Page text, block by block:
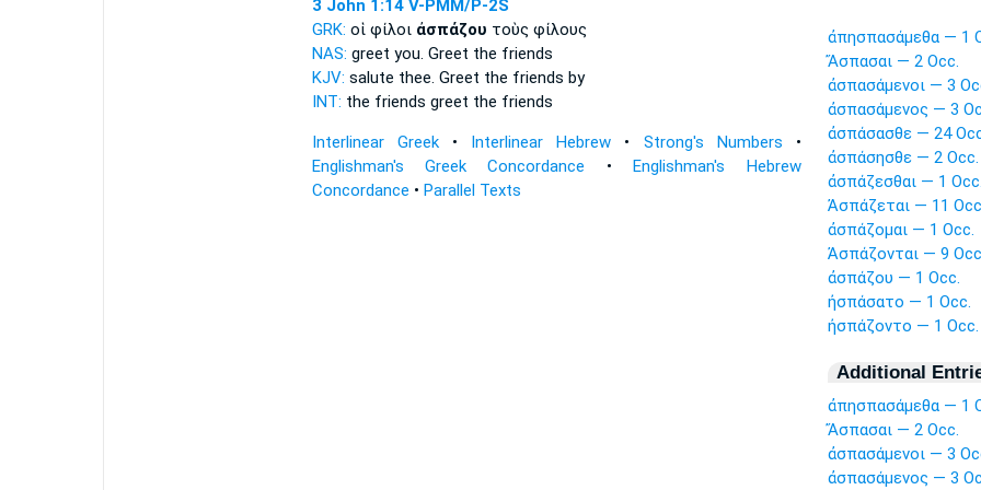
3 John 1:14 V-PMM/P-2S
GRK: οἱ φίλοι ἀσπάζου τοὺς φίλους
NAS: greet you. Greet the friends
KJV: salute thee. Greet the friends by
INT: the friends greet the friends
Interlinear Greek• Interlinear Hebrew • Strong's Numbers •
Englishman's Greek Concordance •Englishman's Hebrew
Concordance • Parallel Texts
ἀπησπασάμεθα — 1
Ἄσπασαι — 2 Occ.
ἀσπασάμενοι — 3
ἀσπασάμενος — 3
ἀσπάσασθε — 24
ἀσπάσησθε — 2 Occ.
ἀσπάζεσθαι — 1 Occ.
Ἀσπάζεται — 11
ἀσπάζομαι — 1 Occ.
Ἀσπάζονται — 9
ἀσπάζου — 1 Occ.
ἠσπάσατο — 1 Occ.
ἠσπάζοντο — 1 Occ.
Additional
ἀπησπασάμεθα — 1
Ἄσπασαι — 2 Occ.
ἀσπασάμενοι — 3
ἀσπασάμενος — 3